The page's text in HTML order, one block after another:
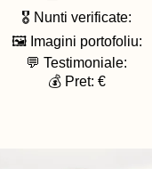
🎖️ Nunti verificate:
🖼️ Imagini portofoliu:
💬 Testimoniale:
💰 Pret: €